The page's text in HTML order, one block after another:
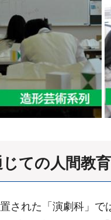
ての人間教育
された「演劇科」